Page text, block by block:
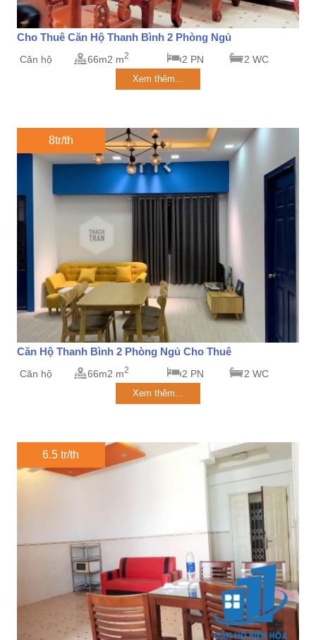
Cho Thuê Căn Hộ Thanh Bình 2 Phòng Ngủ
Căn hộ 66m2 m2 2 PN 2 WC
Xem thêm...
8tr/th
Căn Hộ Thanh Bình 2 Phòng Ngủ Cho Thuê
Căn hộ 66m2 m2 2 PN 2 WC
Xem thêm...
6.5 tr/th